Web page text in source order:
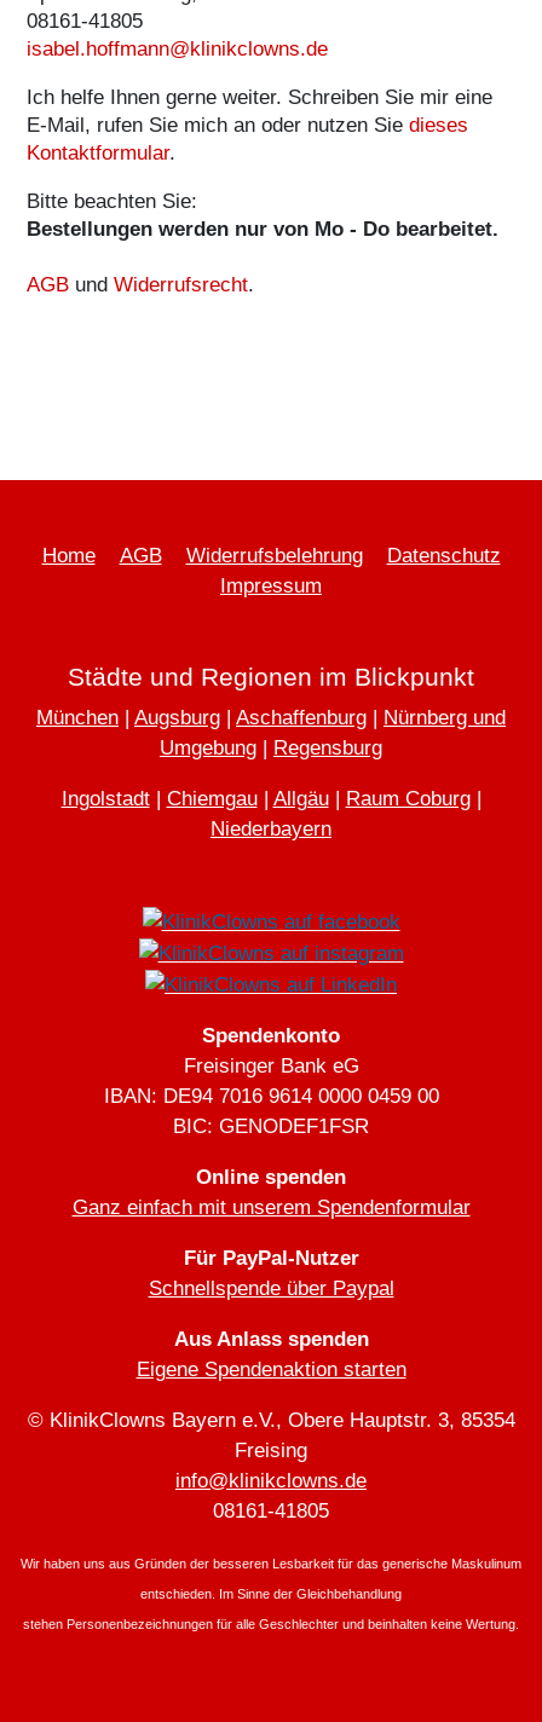
€ 10,90
Süße
Knuffelmaus
€ 7,50
Memory-
muh-..."
€ 10.-
"Trost"-
KlinikClowns
Fan-
Tasche €
4,50
Clownsnasen
€
1,50/Stück
KlinikClowns-
Shirt €
20.-
08161-41805
isabel.hoffmann@klinikclowns.de
Ich helfe Ihnen gerne weiter. Schreiben Sie mir eine
E-Mail, rufen Sie mich an oder nutzen Siedieses
Kontaktformular.
Bitte beachten Sie:
Bestellungen werden nur von Mo - Do bearbeitet.
AGB undWiderrufsrecht.
Home AGB Widerrufsbelehrung
Datenschutz
Impressum
Städte und Regionen im Blickpunkt
München Augsburg Aschaffenburg
Nürnberg und
Umgebung
Regensburg
Ingolstadt| Chiemgau| Allgäu| Raum Coburg|
Niederbayern
Spendenkonto
Freisinger Bank eG
IBAN: DE94 7016 9614 0000 0459 00
BIC: GENODEF1FSR
Online spenden
Ganz einfach mit unserem Spendenformular
Für PayPal-Nutzer
Schnellspende über Paypal
Aus Anlass spenden
Eigene Spendenaktion starten
© KlinikClowns Bayern e.V., Obere Hauptstr. 3, 85354
Freising
info@klinikclowns.de
08161-41805
Wir haben uns aus Gründen der besseren Lesbarkeit für das generische Maskulinum
entschieden. Im Sinne der Gleichbehandlung
stehen Personenbezeichnungen für alle Geschlechter und beinhalten keine Wertung.